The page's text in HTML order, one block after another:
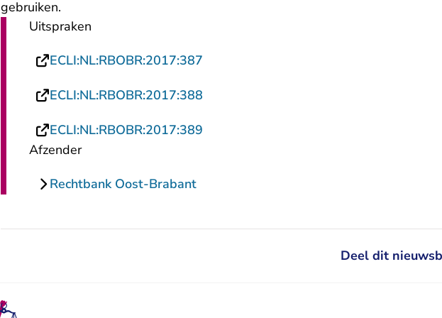
gebruiken.
Uitspraken
ECLI:NL:RBOBR:2017:387
ECLI:NL:RBOBR:2017:388
ECLI:NL:RBOBR:2017:389
Afzender
Rechtbank Oost-Brabant
Deel dit